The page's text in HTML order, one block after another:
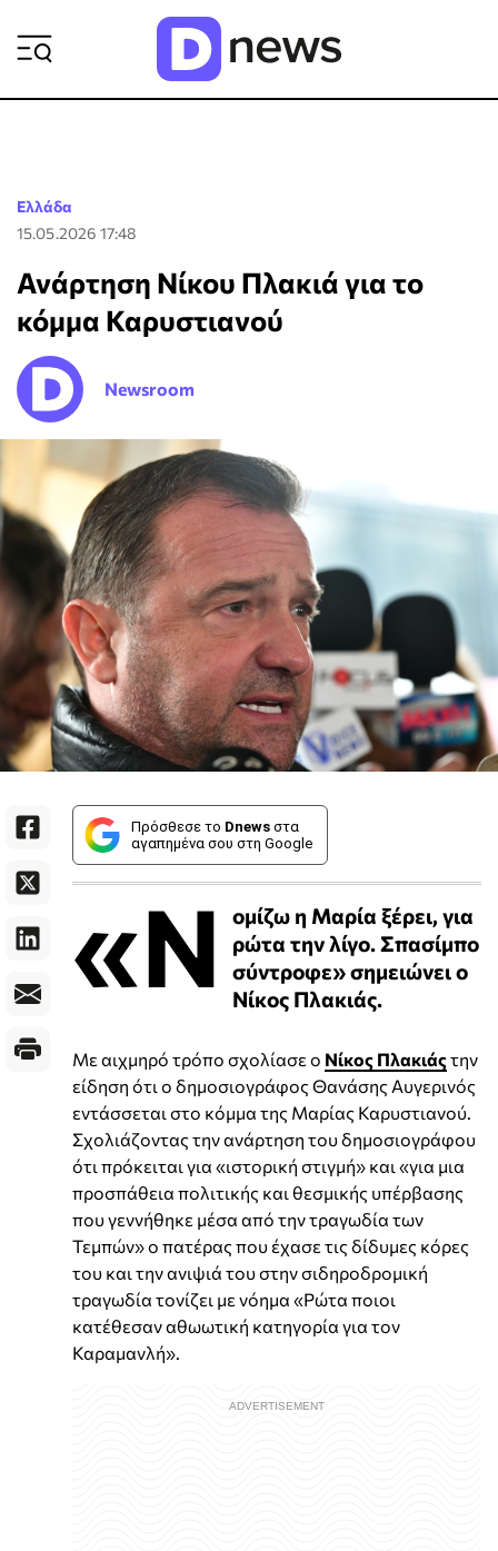
Ελλάδα
15.05.2026 17:48
Ανάρτηση Νίκου Πλακιά για το
κόμμα Καρυστιανού
Newsroom
Πρόσθεσε το Dnews στα
αγαπημένα σου στη Google
«Ν
ομίζω η Μαρία ξέρει, για
ρώτα την λίγο. Σπασίμπο
σύντροφε» σημειώνει ο
Νίκος Πλακιάς.
Με αιχμηρό τρόπο σχολίασε ο Νίκος Πλακιάςτην
είδηση ότι ο δημοσιογράφος Θανάσης Αυγερινός
εντάσσεται στο κόμμα της Μαρίας Καρυστιανού.
Σχολιάζοντας την ανάρτηση του δημοσιογράφου
ότι πρόκειται για «ιστορική στιγμή» και «για μια
προσπάθεια πολιτικής και θεσμικής υπέρβασης
που γεννήθηκε μέσα από την τραγωδία των
Τεμπών» ο πατέρας που έχασε τις δίδυμες κόρες
του και την ανιψιά του στην σιδηροδρομική
τραγωδία τονίζει με νόημα «Ρώτα ποιοι
κατέθεσαν αθωωτική κατηγορία για τον
Καραμανλή».